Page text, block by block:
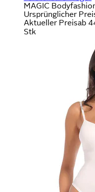
MAGIC
Ursprünglicher
Aktueller Preisab
Stk